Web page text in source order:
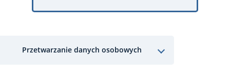
Przetwarzanie danych osobowych